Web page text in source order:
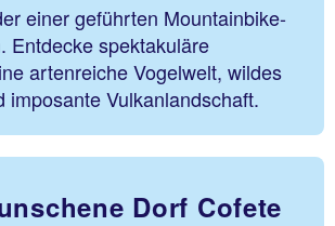
einer geführten Mountainbike-
Entdecke spektakuläre
artenreiche Vogelwelt, wildes
imposante Vulkanlandschaft.
Dorf Cofete